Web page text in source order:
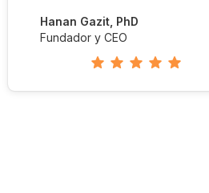
Hanan Gazit, PhD
Fundador y CEO